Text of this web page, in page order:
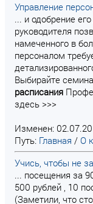
Управление
... и одобрение
руководителя
намеченного в
персоналом
Выбирайте
расписания
здесь >>>
Изменен:
Путь: Главная / О
Учись, чтобы не
... посещения за
500 рублей , 10
(Заметили, что